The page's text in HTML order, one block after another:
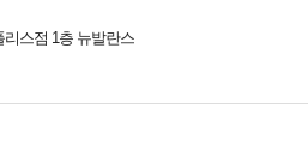
스점 1층 뉴발란스